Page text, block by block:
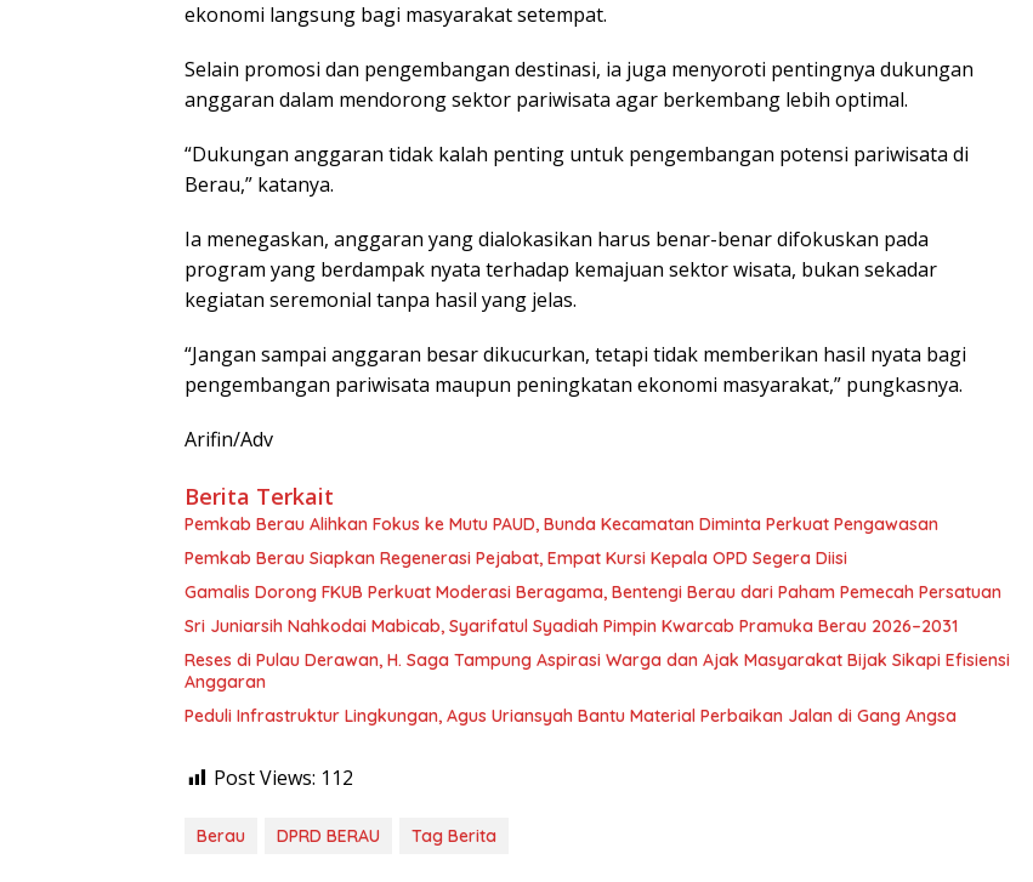
ekonomi langsung bagi masyarakat setempat.
Selain promosi dan pengembangan destinasi, ia juga menyoroti pentingnya dukungan
anggaran dalam mendorong sektor pariwisata agar berkembang lebih optimal.
“Dukungan anggaran tidak kalah penting untuk pengembangan potensi pariwisata di
Berau,” katanya.
Ia menegaskan, anggaran yang dialokasikan harus benar-benar difokuskan pada
program yang berdampak nyata terhadap kemajuan sektor wisata, bukan sekadar
kegiatan seremonial tanpa hasil yang jelas.
“Jangan sampai anggaran besar dikucurkan, tetapi tidak memberikan hasil nyata bagi
pengembangan pariwisata maupun peningkatan ekonomi masyarakat,” pungkasnya.
Arifin/Adv
Berita Terkait
Pemkab Berau Alihkan Fokus ke Mutu PAUD, Bunda Kecamatan Diminta Perkuat Pengawasan
Pemkab Berau Siapkan Regenerasi Pejabat, Empat Kursi Kepala OPD Segera Diisi
Gamalis Dorong FKUB Perkuat Moderasi Beragama, Bentengi Berau dari Paham Pemecah Persatuan
Sri Juniarsih Nahkodai Mabicab, Syarifatul Syadiah Pimpin Kwarcab Pramuka Berau 2026–2031
Reses di Pulau Derawan, H. Saga Tampung Aspirasi Warga dan Ajak Masyarakat Bijak Sikapi Efisiensi
Anggaran
Peduli Infrastruktur Lingkungan, Agus Uriansyah Bantu Material Perbaikan Jalan di Gang Angsa
Post Views: 112
Berau DPRD BERAU Tag Berita